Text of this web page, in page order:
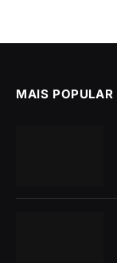
MAIS POPULAR